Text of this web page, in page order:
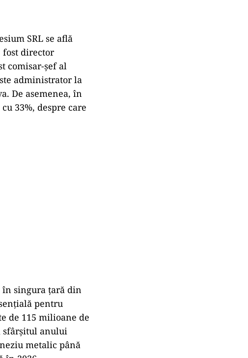
SRL se află
fost director
comisar-șef al
administrator la
De asemenea, în
33%, despre care
în singura țară din
pentru
de 115 milioane de
sfârșitul anului
metalic până